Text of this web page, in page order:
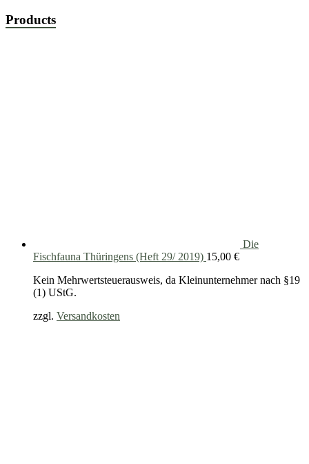
Products
Die
Fischfauna Thüringens (Heft 29/ 2019) 15,00 €
Kein Mehrwertsteuerausweis, da Kleinunternehmer nach §19
(1) UStG.
zzgl. Versandkosten